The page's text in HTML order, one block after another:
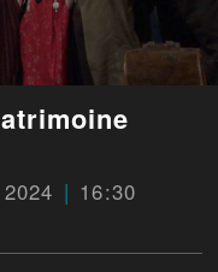
16:30